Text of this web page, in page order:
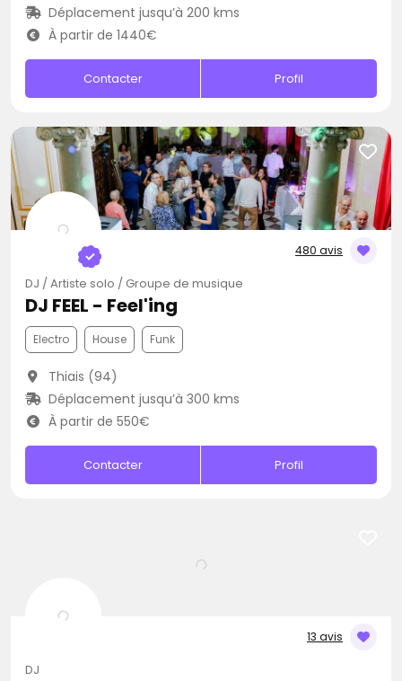
Déplacement jusqu’à 200 kms
À partir de 1440€
Contacter Profil
480 avis
DJ / Artiste solo / Groupe de musique
DJ FEEL - Feel'ing
Electro House Funk
Thiais (94)
Déplacement jusqu’à 300 kms
À partir de 550€
Contacter Profil
13 avis
DJ